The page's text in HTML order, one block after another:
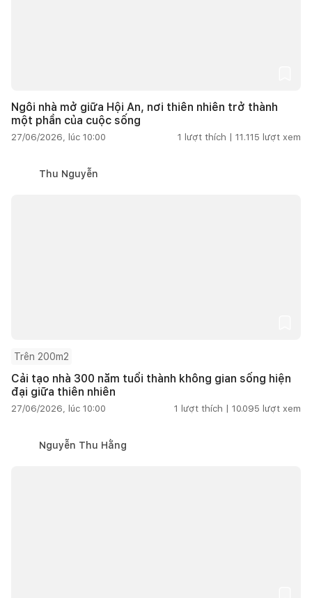
Ngôi nhà mở giữa Hội An, nơi thiên nhiên trở thành
một phần của cuộc sống
27/06/2026, lúc 10:00 1 lượt thích | 11.115 lượt xem
Thu Nguyễn
Trên 200m2
Cải tạo nhà 300 năm tuổi thành không gian sống hiện
đại giữa thiên nhiên
27/06/2026, lúc 10:00 1 lượt thích | 10.095 lượt xem
Nguyễn Thu Hằng